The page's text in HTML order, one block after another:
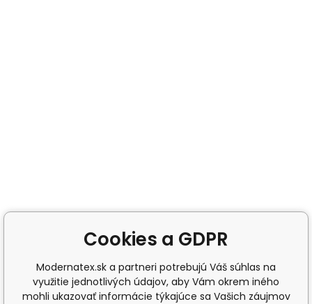
Cookies a GDPR
Modernatex.sk a partneri potrebujú Váš súhlas na
využitie jednotlivých údajov, aby Vám okrem iného
mohli ukazovať informácie týkajúce sa Vašich záujmov